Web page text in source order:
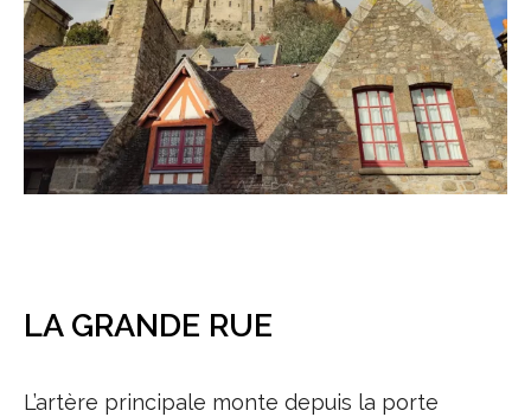
LA GRANDE RUE
L’artère principale monte depuis la porte